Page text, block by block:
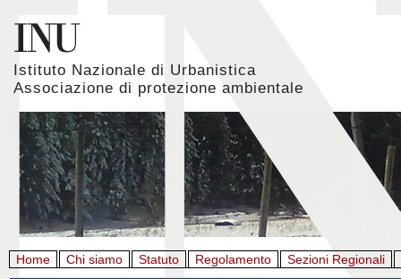
Istituto Nazionale di Urbanistica
Associazione di protezione ambientale
Home Chi siamo Statuto Regolamento Sezioni Regionali